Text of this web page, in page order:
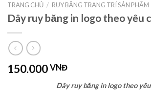
TRANG CHỦ / RUY BĂNG TRANG TRÍ SẢN PHẨM
Dây ruy băng in logo theo yêu
150.000VNĐ
Dây ruy băng in logo theo